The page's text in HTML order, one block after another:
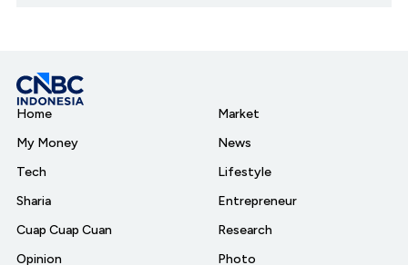
Home
My Money
Tech
Sharia
Cuap Cuap Cuan
Opinion
Market
News
Lifestyle
Entrepreneur
Research
Photo